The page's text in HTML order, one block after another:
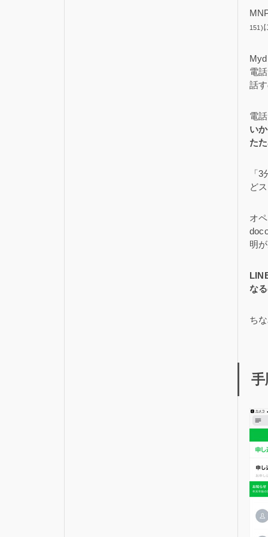
151)
電
話
電
い
た
「
ど
オ
明
な
ち